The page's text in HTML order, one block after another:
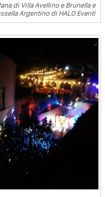
di Villa Avellino e Brunella e
Argentino di HALO Eventi